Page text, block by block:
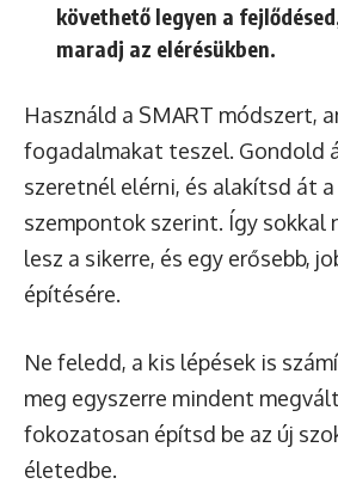
követhető legyen a
maradj az elérésükben.
Használd a SMART módszert,
fogadalmakat teszel. Gondold
szeretnél elérni, és alakítsd át
szempontok szerint. Így sokkal
lesz a sikerre, és egy erősebb,
építésére.
Ne feledd, a kis lépések is
meg egyszerre mindent
fokozatosan építsd be az új
életedbe.